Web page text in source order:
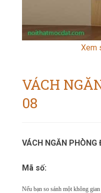
Xem
VÁCH
08
VÁCH NGĂN PHÒNG
Mã số:
Nếu bạn so sánh một không